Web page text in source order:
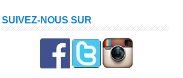
SUIVEZ-NOUS SUR